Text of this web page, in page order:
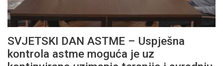
SVJETSKI DAN ASTME – Uspješna
kontrola astme moguća je uz